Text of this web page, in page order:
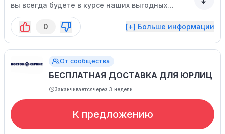
вы всегда будете в курсе наших выгодных
предложений.
0
[+] Больше информации
От сообщества
БЕСПЛАТНАЯ ДОСТАВКА ДЛЯ ЮРЛИЦ
Заканчиваетсячерез 3 недели
К предложению